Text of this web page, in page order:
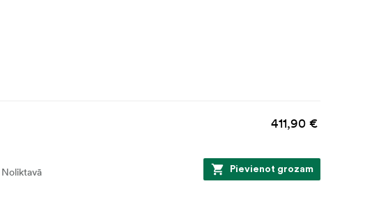
411,90 €
Noliktavā Pievienot grozam